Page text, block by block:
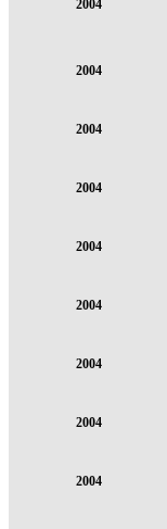
2004
2004
2004
2004
2004
2004
2004
2004
2004